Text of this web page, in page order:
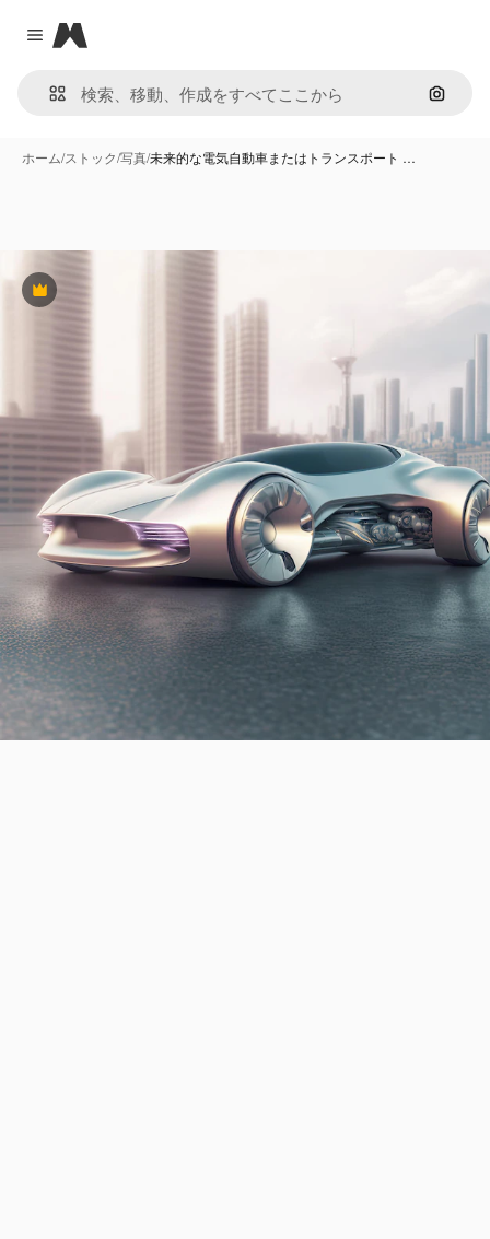
Close menu
Magnific
画像で
ホーム/ストック/写真/未来的な電気自動車またはトランスポート …
Premium